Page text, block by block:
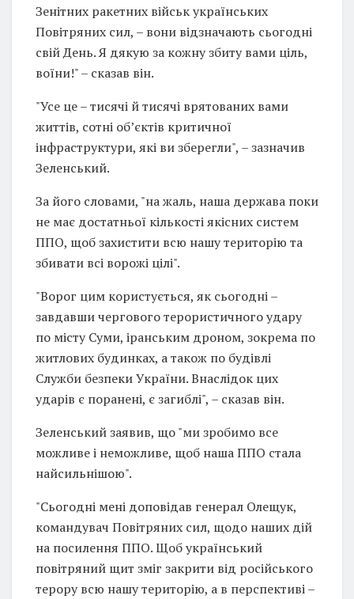
Зенітних ракетних військ українських
Повітряних сил, – вони відзначають сьогодні
свій День. Я дякую за кожну збиту вами ціль,
воїни!" – сказав він.
"Усе це – тисячі й тисячі врятованих вами
життів, сотні об’єктів критичної
інфраструктури, які ви зберегли", – зазначив
Зеленський.
За його словами, "на жаль, наша держава поки
не має достатньої кількості якісних систем
ППО, щоб захистити всю нашу територію та
збивати всі ворожі цілі".
"Ворог цим користується, як сьогодні –
завдавши чергового терористичного удару
по місту Суми, іранським дроном, зокрема по
житлових будинках, а також по будівлі
Служби безпеки України. Внаслідок цих
ударів є поранені, є загиблі", – сказав він.
Зеленський заявив, що "ми зробимо все
можливе і неможливе, щоб наша ППО стала
найсильнішою".
"Сьогодні мені доповідав генерал Олещук,
командувач Повітряних сил, щодо наших дій
на посилення ППО. Щоб український
повітряний щит зміг закрити від російського
терору всю нашу територію, а в перспективі –